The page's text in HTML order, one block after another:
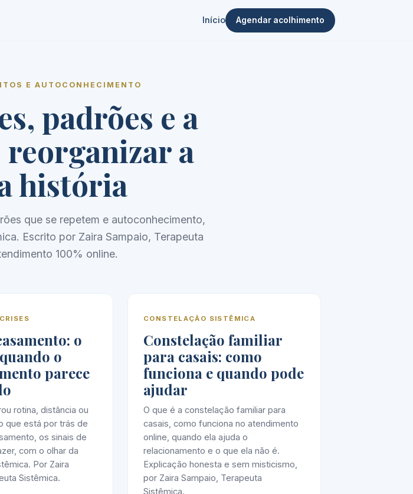
Início Agendar acolhimento
E AUTOCONHECIMENTO
padrões e a
reorganizar a
história
que se repetem e autoconhecimento,
Escrito por Zaira Sampaio, Terapeuta
100% online.
o
o
parece
rotina, distância ou
que está por trás de
os sinais de
com o olhar da
Por Zaira
Sistêmica.
CONSTELAÇÃO SISTÊMICA
Constelação familiar
para casais: como
funciona e quando pode
ajudar
O que é a constelação familiar para
casais, como funciona no atendimento
online, quando ela ajuda o
relacionamento e o que ela não é.
Explicação honesta e sem misticismo,
por Zaira Sampaio, Terapeuta
Sistêmica.